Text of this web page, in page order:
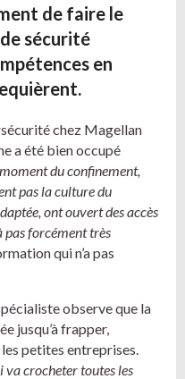
de faire le
sécurité
en
chez Magellan
a été bien occupé
du confinement,
pas la culture du
ont ouvert des accès
pas forcément très
qui n’a pas
observe que la
jusqu’à frapper,
petites entreprises.
va crocheter toutes les